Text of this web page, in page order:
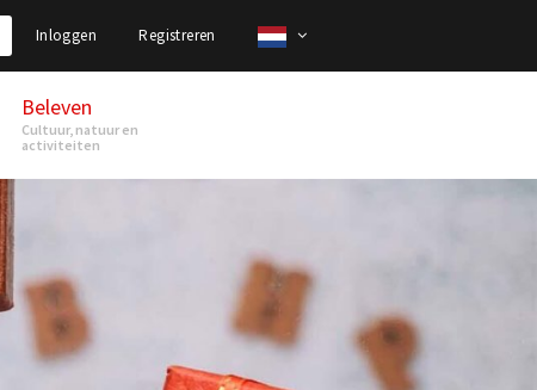
Inloggen Registreren
Beleven
Cultuur, natuur en
activiteiten